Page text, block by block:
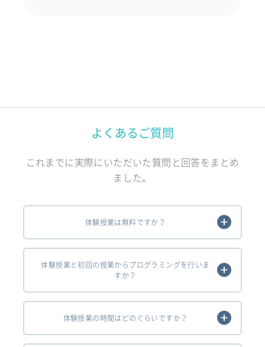
よくあるご質問
これまでに実際にいただいた質問と回答をまとめ
ました。
体験授業は無料ですか？
体験授業と初回の授業からプログラミングを行いま
すか？
体験授業の時間はどのぐらいですか？